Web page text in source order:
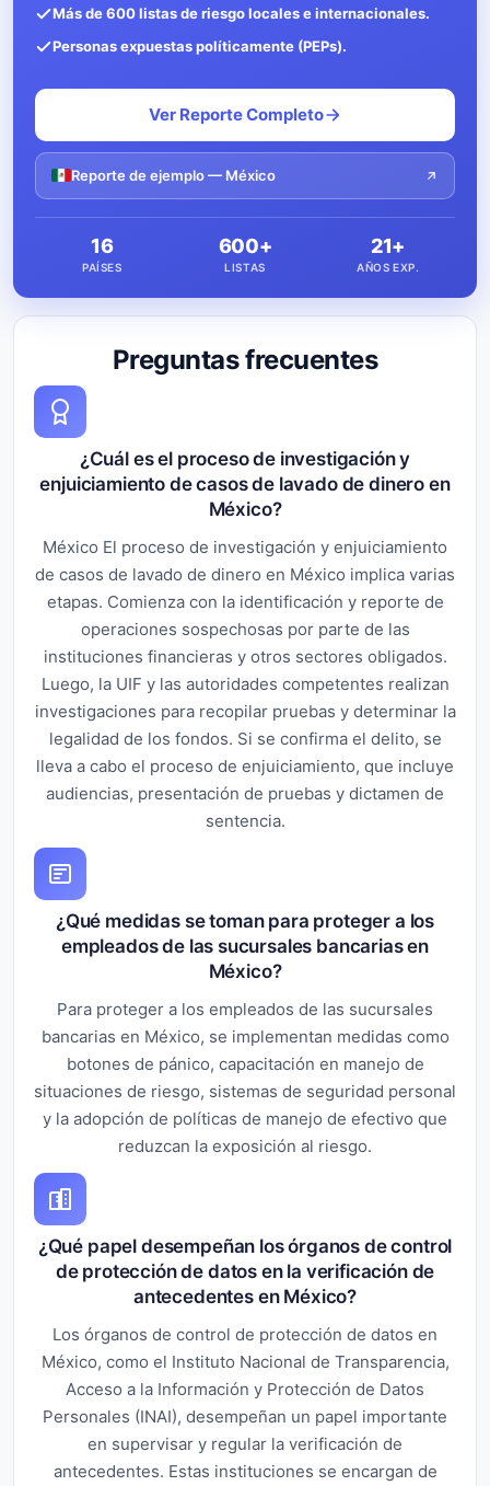
Preguntas frecuentes
¿Cuál es el proceso de investigación y
enjuiciamiento de casos de lavado de dinero en
México?
México El proceso de investigación y enjuiciamiento
de casos de lavado de dinero en México implica varias
etapas. Comienza con la identificación y reporte de
operaciones sospechosas por parte de las
instituciones financieras y otros sectores obligados.
Luego, la UIF y las autoridades competentes realizan
investigaciones para recopilar pruebas y determinar la
legalidad de los fondos. Si se confirma el delito, se
lleva a cabo el proceso de enjuiciamiento, que incluye
audiencias, presentación de pruebas y dictamen de
sentencia.
¿Qué medidas se toman para proteger a los
empleados de las sucursales bancarias en
México?
Para proteger a los empleados de las sucursales
bancarias en México, se implementan medidas como
botones de pánico, capacitación en manejo de
situaciones de riesgo, sistemas de seguridad personal
y la adopción de políticas de manejo de efectivo que
reduzcan la exposición al riesgo.
¿Qué papel desempeñan los órganos de control
de protección de datos en la verificación de
antecedentes en México?
Los órganos de control de protección de datos en
México, como el Instituto Nacional de Transparencia,
Acceso a la Información y Protección de Datos
Personales (INAI), desempeñan un papel importante
en supervisar y regular la verificación de
antecedentes. Estas instituciones se encargan de
Más de 600 listas de riesgo locales e internacionales.
Personas expuestas políticamente (PEPs).
Ver Reporte Completo
Reporte de ejemplo — México
16
PAÍSES
600+
LISTAS
21+
AÑOS EXP.